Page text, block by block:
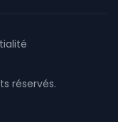
réservés.